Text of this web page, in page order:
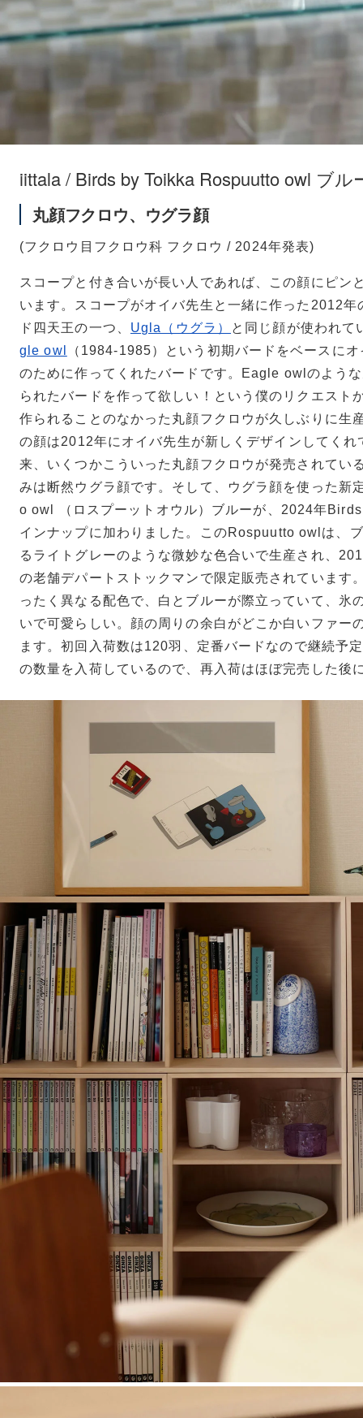
iittala / Birds by Toikka Rospuutto owl ブル
丸顔フクロウ、ウグラ顔
(フクロウ目フクロウ科 フクロウ / 2024年発表)
スコープと付き合いが長い人であれば、この顔にピン
います。スコープがオイバ先生と一緒に作った2012年
ド四天王の一つ、 Ugla（ウグラ）
と同じ顔が使われて
gle owl
（1984-1985）という初期バードをベースに
のために作ってくれたバードです。Eagle owlのよう
られたバードを作って欲しい！という僕のリクエスト
作られることのなかった丸顔フクロウが久しぶりに生
の顔は2012年にオイバ先生が新しくデザインしてくれ
来、いくつかこういった丸顔フクロウが発売されてい
みは断然ウグラ顔です。そして、ウグラ顔を使った新
o owl （ロスプーットオウル）ブルーが、2024年
インナップに加わりました。このRospuutto owlは、
るライトグレーのような微妙な色合いで生産され、
の老舗デパートストックマンで限定販売されています
ったく異なる配色で、白とブルーが際立っていて、氷
いで可愛らしい。顔の周りの余白がどこか白いファー
ます。初回入荷数は120羽、定番バードなので継続予
の数量を入荷しているので、再入荷はほぼ完売した後